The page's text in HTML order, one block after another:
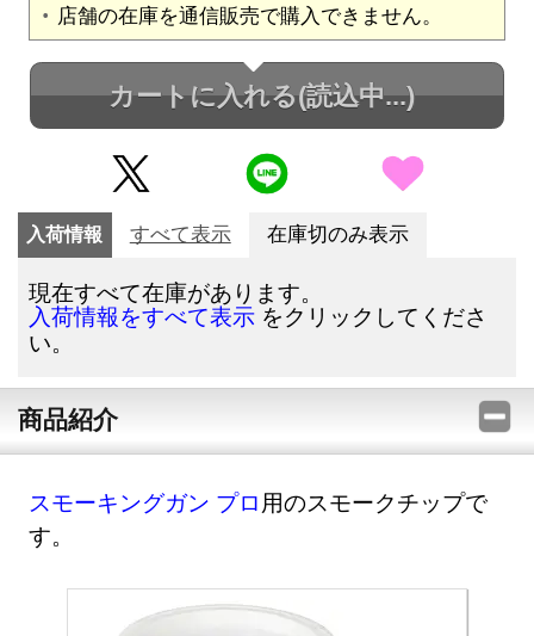
店舗の在庫を通信販売で購入できません。
カートに入れる(読込中...)
入荷情報 すべて表示 在庫切のみ表示
現在すべて在庫があります。
入荷情報をすべて表示 をクリックしてくださ
い。
商品紹介
スモーキングガン プロ 用のスモークチップで
す。